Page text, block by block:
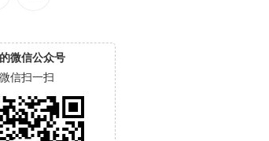
微信公众号
微信扫一扫